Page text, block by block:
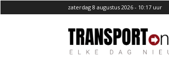
zaterdag 8 augustus 2026 - 10:17 uur